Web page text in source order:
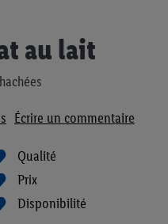
au lait
Écrire un commentaire
Qualité
Prix
Disponibilité